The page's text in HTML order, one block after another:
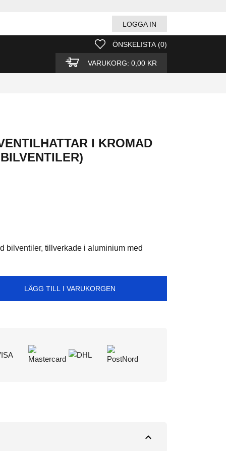
LOGGA IN
ÖNSKELISTA (0)
VARUKORG: 0,00 KR
I KROMAD
bilventiler, tillverkade i aluminium med
LÄGG TILL I VARUKORGEN
expand_less